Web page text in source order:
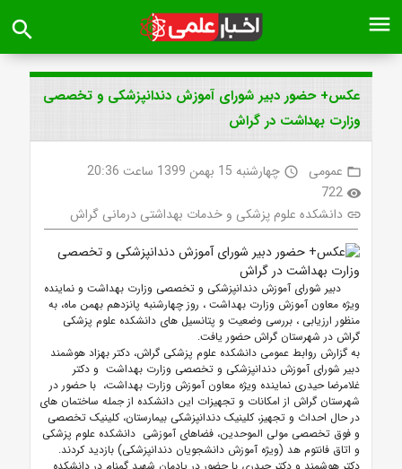
menu
search
عکس+ حضور دبیر شورای آموزش دندانپزشکی و تخصصی
وزارت بهداشت در گراش
folder_open عمومی access_time چهارشنبه 15 بهمن 1399 ساعت 20:36
visibility
722
link دانشکده علوم پزشکی و خدمات بهداشتی درمانی گراش
دبیر شورای آموزش دندانپزشکی و تخصصی وزارت بهداشت و نماینده
ویژه معاون آموزش وزارت بهداشت ، روز چهارشنبه پانزدهم بهمن ماه، به
منظور ارزیابی ، بررسی وضعیت و پتانسیل های دانشکده علوم پزشکی
گراش در شهرستان گراش حضور یافت.
به گزارش روابط عمومی دانشکده علوم پزشکی گراش، دکتر بهزاد هوشمند
دبیر شورای آموزش دندانپزشکی و تخصصی وزارت بهداشت و دکتر
غلامرضا حیدری نماینده ویژه معاون آموزش وزارت بهداشت، با حضور در
شهرستان گراش از امکانات و تجهیزات این دانشکده از جمله ساختمان های
در حال احداث و تجهیز، کلینیک دندانپزشکی بیمارستان، کلینیک تخصصی
و فوق تخصصی مولی الموحدین، فضاهای آموزشی دانشکده علوم پزشکی
و اتاق فانتوم هد (ویژه آموزش دانشجویان دندانپزشکی) بازدید کردند.